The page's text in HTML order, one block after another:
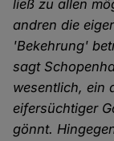
ließ zu allen
andren die
'Bekehrung'
sagt
wesentlich, ein
eifersüchtiger
gönnt.